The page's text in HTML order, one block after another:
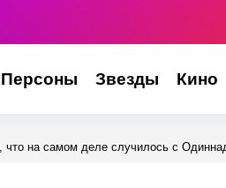
Персоны Звезды Кино
что на самом деле случилось с